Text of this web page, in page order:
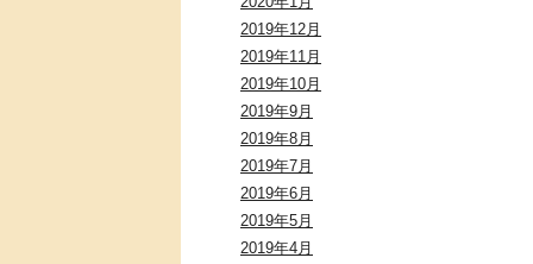
2019年12月
2019年11月
2019年10月
2019年9月
2019年8月
2019年7月
2019年6月
2019年5月
2019年4月